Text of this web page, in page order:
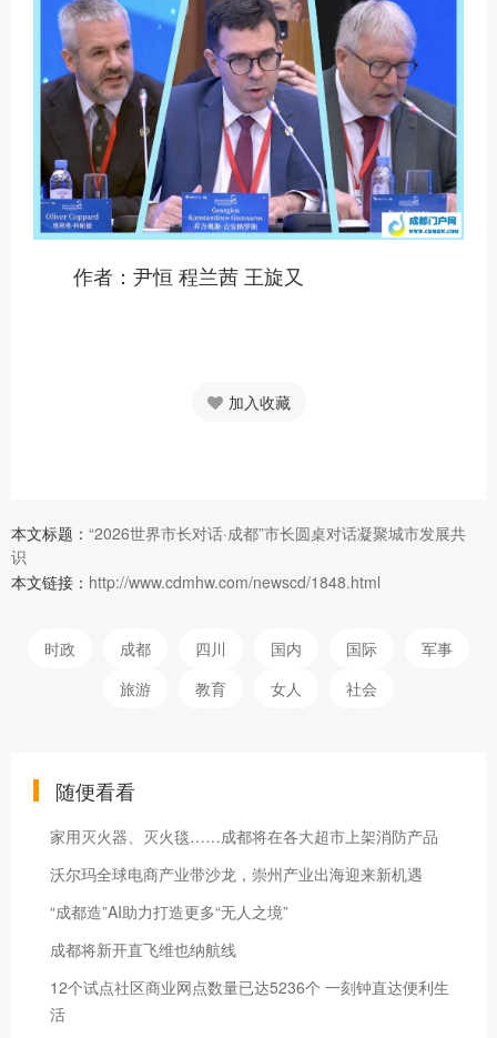
作者：尹恒 程兰茜 王旋又
加入收藏
本文标题： “2026世界市长对话·成都”市长圆桌对话凝聚城市发展共
识
本文链接： http://www.cdmhw.com/newscd/1848.html
时政 成都 四川 国内 国际
军事
旅游
教育 女人 社会
随便看看
家用灭火器、灭火毯……成都将在各大超市上架消防产品
沃尔玛全球电商产业带沙龙，崇州产业出海迎来新机遇
“成都造”AI助力打造更多“无人之境”
成都将新开直飞维也纳航线
12个试点社区商业网点数量已达5236个 一刻钟直达便利生
活